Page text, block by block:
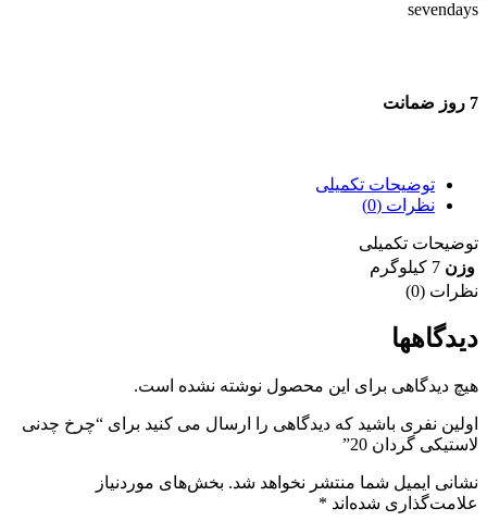
7 روز ضمانت
توضیحات تکمیلی
نظرات (0)
توضیحات تکمیلی
وزن 7 کیلوگرم
نظرات (0)
دیدگاهها
هیچ دیدگاهی برای این محصول نوشته نشده است.
اولین نفری باشید که دیدگاهی را ارسال می کنید برای “چرخ چدنی
لاستیکی گردان 20”
نشانی ایمیل شما منتشر نخواهد شد. بخش‌های موردنیاز
علامت‌گذاری شده‌اند *